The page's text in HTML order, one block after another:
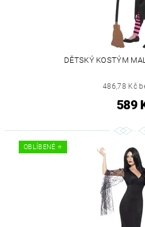
DĚTSKÝ KOSTÝM
486,78 Kč
589
OBLÍBENÉ ⭐️